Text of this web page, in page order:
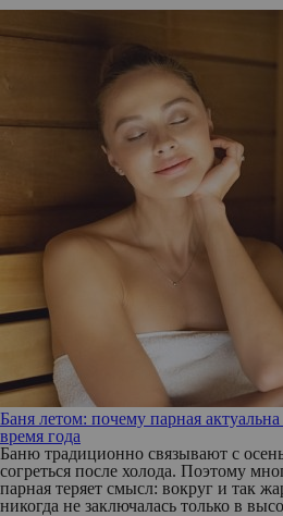
Баня летом: почему парная
время года
Баню традиционно связывают с
согреться после холода. Поэтому
парная теряет смысл: вокруг и так
никогда не заключалась только в